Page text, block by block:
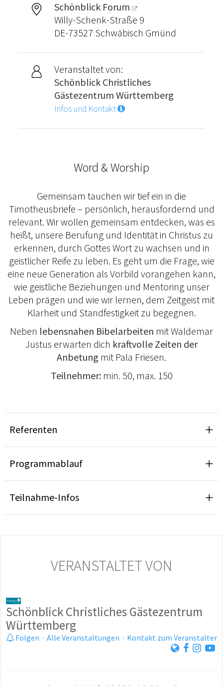
Schönblick Forum
Willy-Schenk-Straße 9
DE-73527 Schwäbisch Gmünd
Veranstaltet von:
Schönblick Christliches
Gästezentrum Württemberg
Infos und Kontakt
Word & Worship
Gemeinsam tauchen wir tief ein in die
Timotheusbriefe – persönlich, herausfordernd und
relevant. Wir wollen gemeinsam entdecken, was es
heißt, unsere Berufung und Identität in Christus zu
erkennen, durch Gottes Wort zu wachsen und in
geistlicher Reife zu leben. Es geht um die Frage, wie
eine neue Generation als Vorbild vorangehen kann,
wie geistliche Beziehungen und Mentoring unser
Leben prägen und wie wir lernen, dem Zeitgeist mit
Klarheit und Standfestigkeit zu begegnen.
Neben lebensnahen Bibelarbeiten mit Waldemar
Justus erwarten dich kraftvolle Zeiten der
Anbetung mit Pala Friesen.
Teilnehmer:min. 50, max. 150
Referenten
Programmablauf
Teilnahme-Infos
VERANSTALTET VON
Schönblick Christliches Gästezentrum
Württemberg
Folgen · Alle Veranstaltungen · Kontakt zum Veranstalter